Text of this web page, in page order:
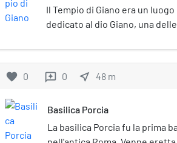
Il Tempio di Giano era un
dedicato al dio Giano, una
Numa Pompilio.
favorite 0 reviews 0 near_me 48 m
Basilica Porcia
La basilica Porcia fu la prima